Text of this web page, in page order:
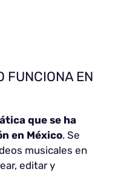
FUNCIONA EN
que se ha
en México. Se
musicales en
editar y